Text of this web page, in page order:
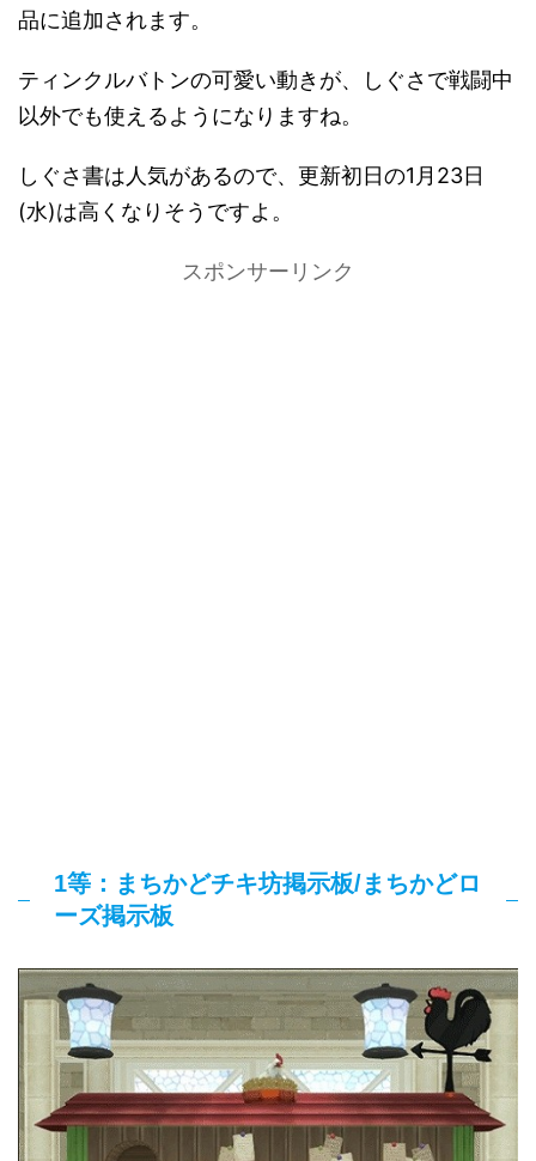
品に追加されます。
ティンクルバトンの可愛い動きが、しぐさで戦闘中
以外でも使えるようになりますね。
しぐさ書は人気があるので、更新初日の1月23日
(水)は高くなりそうですよ。
スポンサーリンク
1等：まちかどチキ坊掲示板/まちかどロ
ーズ掲示板